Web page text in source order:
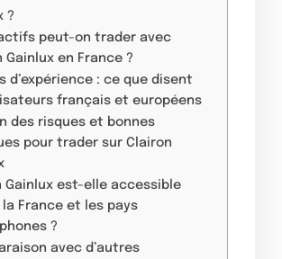
?
peut-on trader avec
Gainlux en France ?
d’expérience : ce que disent
français et européens
des risques et bonnes
pour trader sur Clairon
Gainlux est-elle accessible
la France et les pays
?
avec d’autres